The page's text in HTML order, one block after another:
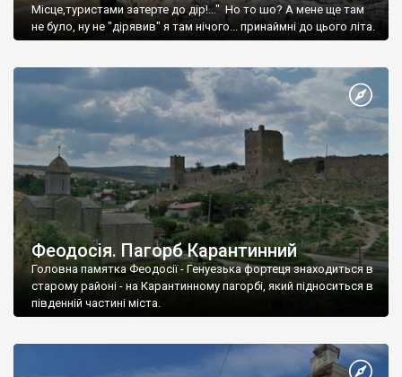
Місце,туристами затерте до дір!..." Но то шо? А мене ще там
не було, ну не "дірявив" я там нічого... принаймні до цього літа.
Феодосія. Пагорб Карантинний
Головна памятка Феодосії - Генуезька фортеця знаходиться в
старому районі - на Карантинному пагорбі, який підноситься в
південній частині міста.